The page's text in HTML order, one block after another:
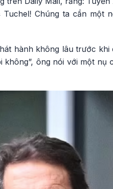
Tuchel! Chúng ta cần
hành không lâu trước
không”, ông nói với một